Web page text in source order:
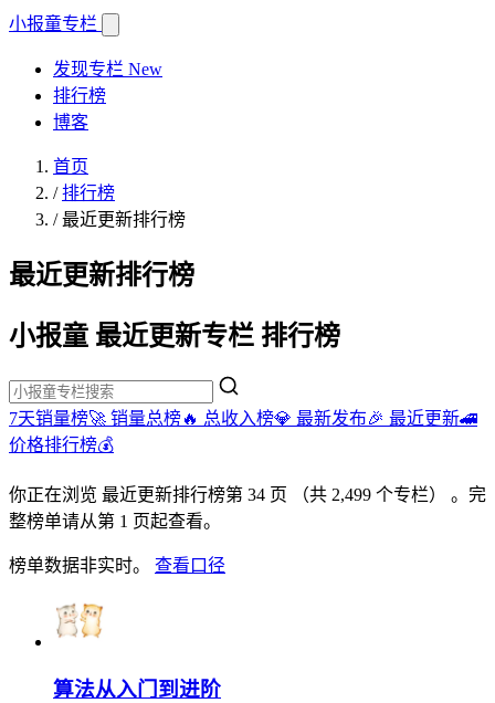
小报童专栏
发现专栏 New
排行榜
博客
首页
/排行榜
/最近更新排行榜
最近更新排行榜
小报童 最近更新专栏 排行榜
7天销量榜🚀 销量总榜🔥 总收入榜💎 最新发布🎉 最近更新🚄
价格排行榜💰
你正在浏览 最近更新排行榜第 34 页 （共 2,499 个专栏）
。完
整榜单请从第 1 页起查看。
榜单数据非实时。 查看口径
算法从入门到进阶